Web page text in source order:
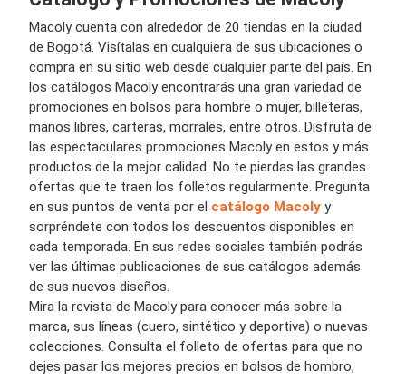
Macoly cuenta con alrededor de 20 tiendas en la ciudad
de Bogotá. Visítalas en cualquiera de sus ubicaciones o
compra en su sitio web desde cualquier parte del país. En
los catálogos Macoly encontrarás una gran variedad de
promociones en bolsos para hombre o mujer, billeteras,
manos libres, carteras, morrales, entre otros. Disfruta de
las espectaculares promociones Macoly en estos y más
productos de la mejor calidad. No te pierdas las grandes
ofertas que te traen los folletos regularmente. Pregunta
en sus puntos de venta por el catálogo Macoly y
sorpréndete con todos los descuentos disponibles en
cada temporada. En sus redes sociales también podrás
ver las últimas publicaciones de sus catálogos además
de sus nuevos diseños.
Mira la revista de Macoly para conocer más sobre la
marca, sus líneas (cuero, sintético y deportiva) o nuevas
colecciones. Consulta el folleto de ofertas para que no
dejes pasar los mejores precios en bolsos de hombro,